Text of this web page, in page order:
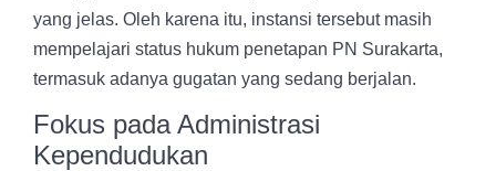
yang jelas. Oleh karena itu, instansi tersebut masih
mempelajari status hukum penetapan PN Surakarta,
termasuk adanya gugatan yang sedang berjalan.
Fokus pada Administrasi
Kependudukan